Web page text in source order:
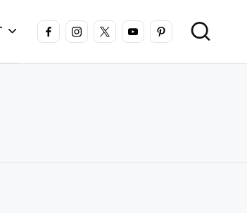
FACEBOOKINSTAGRAM
X YOUTUBEPINTEREST